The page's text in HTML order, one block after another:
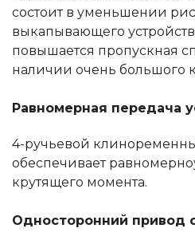
состоит в уменьшении
выкапывающего
повышается пропускная
наличии очень большого
Равномерная передача
4-ручьевой
обеспечивает
крутящего момента.
Односторонний привод